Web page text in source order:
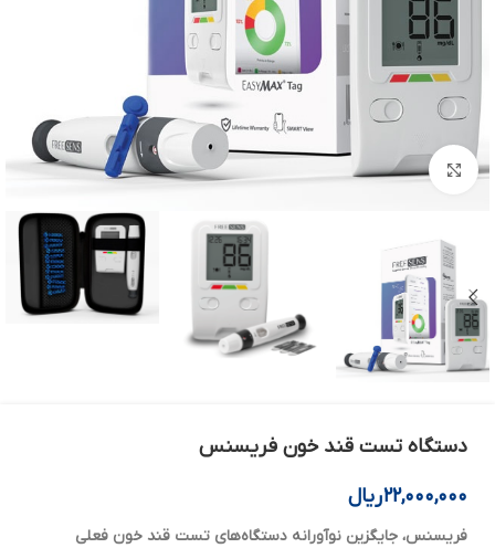
بزرگنمایی تصویر
دستگاه تست قند خون فریسنس
۲۲,۰۰۰,۰۰۰ریال
فریسنس، جایگزین نوآورانه دستگاه‌های تست قند خون فعلی